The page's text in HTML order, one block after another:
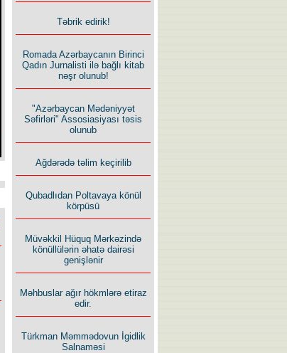
Təbrik edirik!
Romada Azərbaycanın Birinci
Qadın Jurnalisti ilə bağlı kitab
nəşr olunub!
"Azərbaycan Mədəniyyət
Səfirləri" Assosiasiyası təsis
olunub
Ağdərədə təlim keçirilib
Qubadlıdan Poltavaya könül
körpüsü
Müvəkkil Hüquq Mərkəzində
könüllülərin əhatə dairəsi
genişlənir
Məhbuslar ağır hökmlərə etiraz
edir.
Türkman Məmmədovun İgidlik
Salnaməsi